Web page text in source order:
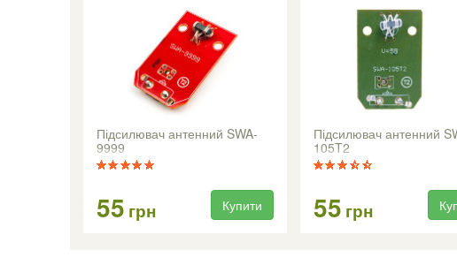
Підсилювач антенний SWA-
9999
55 грн Купити
Підсилювач антенний
105T2
55 грн